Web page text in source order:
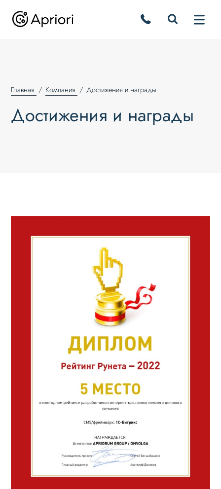
Главная Компания Достижения и награды
Достижения и награды